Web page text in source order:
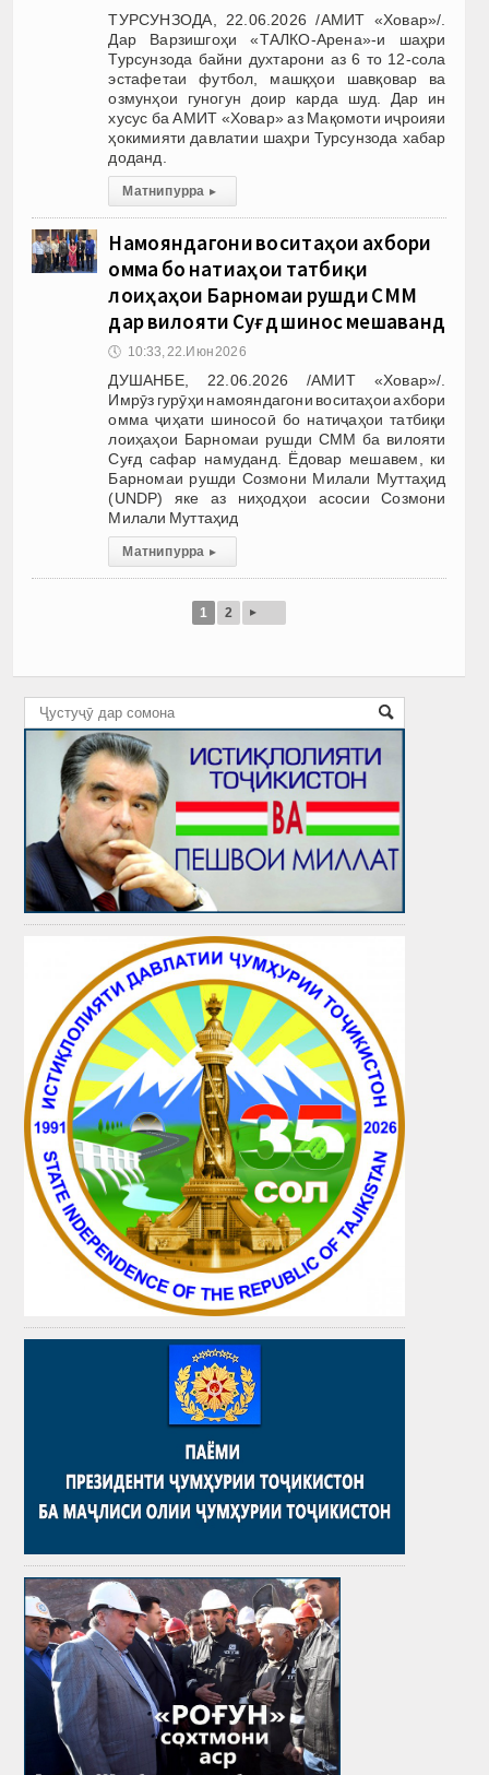
ТУРСУНЗОДА, 22.06.2026 /АМИТ «Ховар»/.
Дар Варзишгоҳи «ТАЛКО-Арена»-и шаҳри
Турсунзода байни духтарони аз 6 то 12-сола
эстафетаи футбол, машқҳои шавқовар ва
озмунҳои гуногун доир карда шуд. Дар ин
хусус ба АМИТ «Ховар» аз Мақомоти иҷроияи
ҳокимияти давлатии шаҳри Турсунзода хабар
доданд.
Матни пурра ▸
Намояндагони воситаҳои ахбори
омма бо натиҷаҳои татбиқи
лоиҳаҳои Барномаи рушди СММ
дар вилояти Суғд шинос мешаванд
🕔 10:33, 22.Июн 2026
ДУШАНБЕ, 22.06.2026 /АМИТ «Ховар»/.
Имрӯз гурӯҳи намояндагони воситаҳои ахбори
омма ҷиҳати шиносоӣ бо натиҷаҳои татбиқи
лоиҳаҳои Барномаи рушди СММ ба вилояти
Суғд сафар намуданд. Ёдовар мешавем, ки
Барномаи рушди Созмони Милали Муттаҳид
(UNDP) яке аз ниҳодҳои асосии Созмони
Милали Муттаҳид
Матни пурра ▸
1 2 ▸